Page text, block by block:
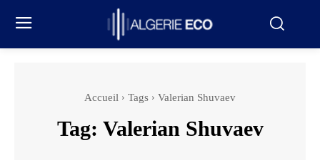
Accueil Tags Valerian Shuvaev
Tag: Valerian Shuvaev